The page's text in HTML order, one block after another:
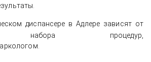
диспансере в Адлере зависят от
набора процедур,